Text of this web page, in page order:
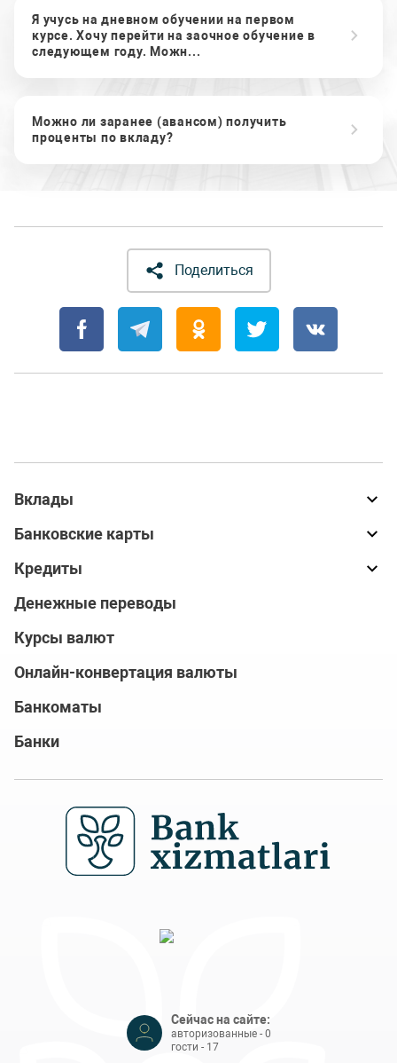
Я учусь на дневном обучении на первом
курсе. Хочу перейти на заочное обучение в
следующем году. Можн...
Можно ли заранее (авансом) получить
проценты по вкладу?
Поделиться
Вклады
Банковские карты
Кредиты
Денежные переводы
Курсы валют
Онлайн-конвертация валюты
Банкоматы
Банки
Сейчас на сайте:
авторизованные - 0
гости - 17